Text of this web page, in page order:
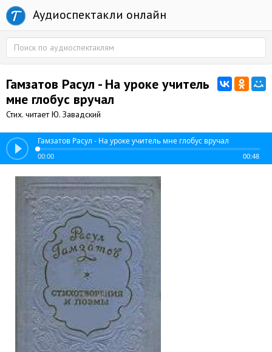
Аудиоспектакли онлайн
Гамзатов Расул - На уроке учитель
мне глобус вручал
Стих. читает Ю. Завадский
Гамзатов Расул - На уроке учитель мне глобус вручал
00:00 00:48